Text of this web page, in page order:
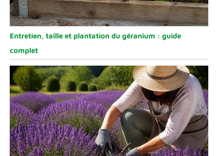
Entretien, taille et plantation du géranium : guide
complet